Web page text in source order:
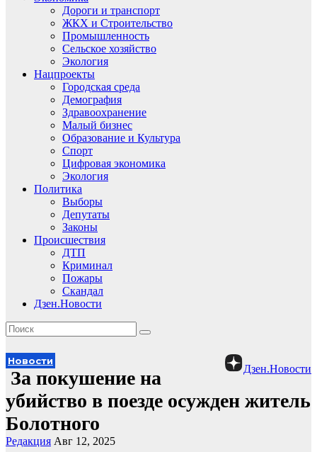
Дороги и транспорт
ЖКХ и Строительство
Промышленность
Сельское хозяйство
Экология
Нацпроекты
Городская среда
Демография
Здравоохранение
Малый бизнес
Образование и Культура
Спорт
Цифровая экономика
Экология
Политика
Выборы
Депутаты
Законы
Происшествия
ДТП
Криминал
Пожары
Скандал
Дзен.Новости
Дзен.Новости
Новости
️ За покушение на
убийство в поезде осужден житель
Болотного
Редакция Авг 12, 2025